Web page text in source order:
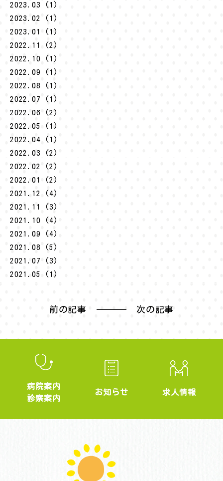
2023.03 (1)
2023.02 (1)
2023.01 (1)
2022.11 (2)
2022.10 (1)
2022.09 (1)
2022.08 (1)
2022.07 (1)
2022.06 (2)
2022.05 (1)
2022.04 (1)
2022.03 (2)
2022.02 (2)
2022.01 (2)
2021.12 (4)
2021.11 (3)
2021.10 (4)
2021.09 (4)
2021.08 (5)
2021.07 (3)
2021.05 (1)
前の記事 次の記事
病院案内
診察案内
お知らせ 求人情報